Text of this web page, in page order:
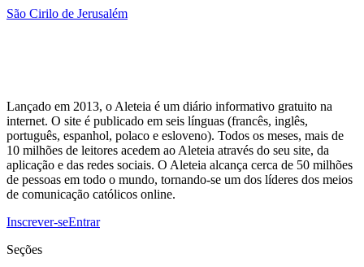
São Cirilo de Jerusalém
Lançado em 2013, o Aleteia é um diário informativo gratuito na
internet. O site é publicado em seis línguas (francês, inglês,
português, espanhol, polaco e esloveno). Todos os meses, mais de
10 milhões de leitores acedem ao Aleteia através do seu site, da
aplicação e das redes sociais. O Aleteia alcança cerca de 50 milhões
de pessoas em todo o mundo, tornando-se um dos líderes dos meios
de comunicação católicos online.
Inscrever-seEntrar
Seções